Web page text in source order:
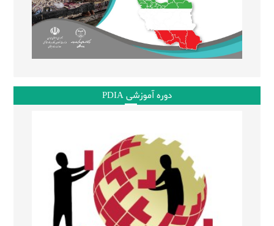
دوره آموزشی PDIA